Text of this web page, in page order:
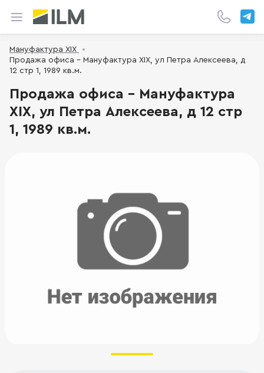
Мануфактура XIX
Продажа офиса - Мануфактура XIX, ул Петра Алексеева, д
12 стр 1, 1989 кв.м.
Продажа офиса - Мануфактура
XIX, ул Петра Алексеева, д 12 стр
1, 1989 кв.м.